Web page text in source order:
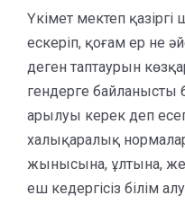
Үкімет мектеп
ескеріп, қоғам ер не
деген таптаурын
гендерге байланысты
арылуы керек деп
халықаралық
жынысына, ұлтына,
еш кедергісіз білім